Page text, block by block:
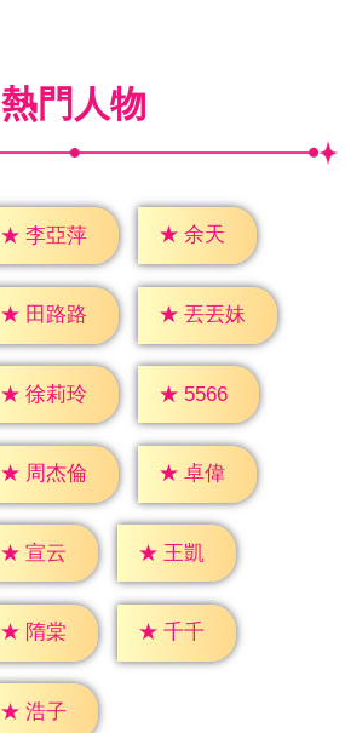
熱門人物
★ 李亞萍 ★ 余天
★ 田路路 ★ 丟丟妹
★ 徐莉玲 ★ 5566
★ 周杰倫 ★ 卓偉
★ 宣云 ★ 王凱
★ 隋棠 ★ 千千
★ 浩子